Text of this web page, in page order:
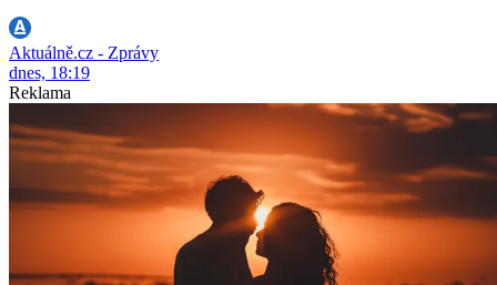
Aktuálně.cz - Zprávy
dnes, 18:19
Reklama